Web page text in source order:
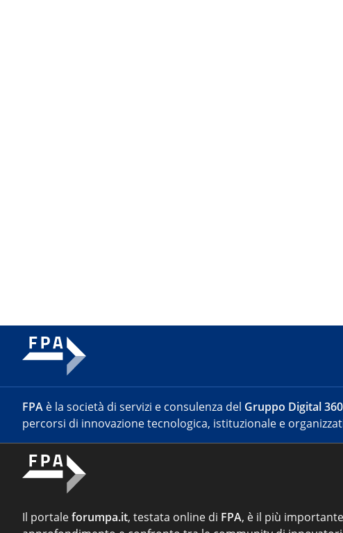
FPA è la società di servizi e consulenza del Gruppo Digital 360
percorsi di innovazione tecnologica, istituzionale e
Il portaleforumpa.it, testata online di FPA, è il più